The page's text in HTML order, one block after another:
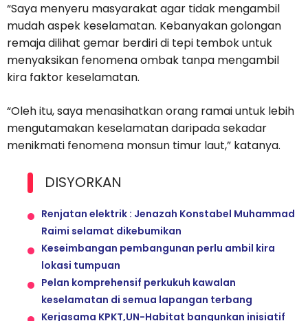
“Saya menyeru masyarakat agar tidak mengambil
mudah aspek keselamatan. Kebanyakan golongan
remaja dilihat gemar berdiri di tepi tembok untuk
menyaksikan fenomena ombak tanpa mengambil
kira faktor keselamatan.
“Oleh itu, saya menasihatkan orang ramai untuk lebih
mengutamakan keselamatan daripada sekadar
menikmati fenomena monsun timur laut,” katanya.
DISYORKAN
Renjatan elektrik : Jenazah Konstabel Muhammad
Raimi selamat dikebumikan
Keseimbangan pembangunan perlu ambil kira
lokasi tumpuan
Pelan komprehensif perkukuh kawalan
keselamatan di semua lapangan terbang
Kerjasama KPKT,UN-Habitat bangunkan inisiatif